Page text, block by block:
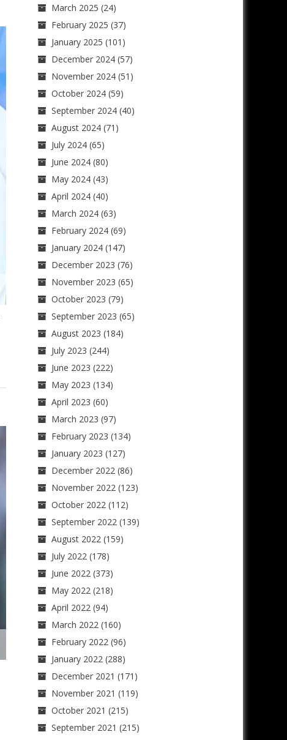
March 2025 (24)
February 2025 (37)
January 2025 (101)
December 2024(57)
November 2024(51)
October 2024(59)
September 2024(40)
August 2024(71)
July 2024(65)
June 2024(80)
May 2024(43)
April 2024(40)
March 2024(63)
February 2024(69)
January 2024(147)
December 2023 (76)
November 2023 (65)
October 2023 (79)
September 2023 (65)
August 2023 (184)
July 2023 (244)
June 2023 (222)
May 2023 (134)
April 2023 (60)
March 2023 (97)
February 2023 (134)
January 2023 (127)
December 2022(86)
November 2022(123)
October 2022(112)
September 2022(139)
August 2022(159)
July 2022(178)
June 2022(373)
May 2022(218)
April 2022(94)
March 2022(160)
February 2022(96)
January 2022(288)
December 2021 (171)
November 2021 (119)
October 2021 (215)
September 2021 (215)